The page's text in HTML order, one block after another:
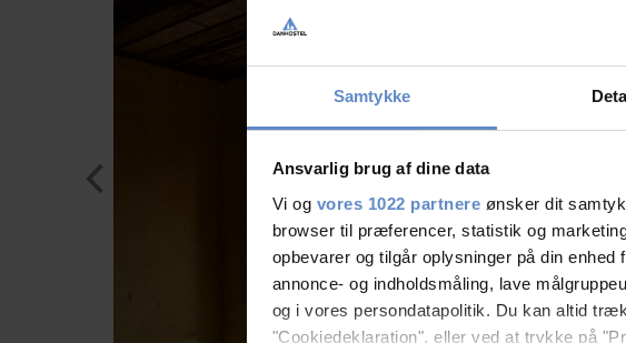
Samtykke
Ansvarlig brug af dine data
Vi og vores 1022 partnere ønsker dit
browser til præferencer, statistik og
opbevarer og tilgår oplysninger på din
annonce- og indholdsmåling, lave
og i vores persondatapolitik. Du kan altid
"Cookiedeklaration", eller ved at trykke på